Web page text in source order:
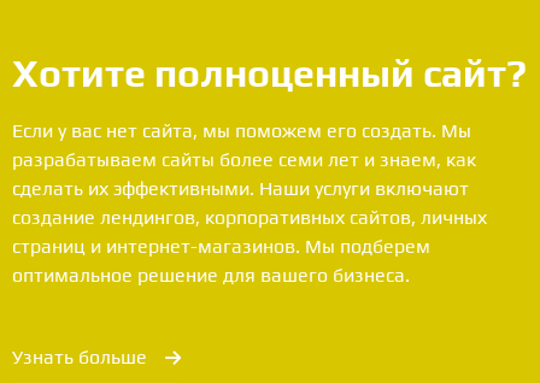
Хотите полноценный сайт?
Если у вас нет сайта, мы поможем его создать. Мы
разрабатываем сайты более семи лет и знаем, как
сделать их эффективными. Наши услуги включают
создание лендингов, корпоративных сайтов, личных
страниц и интернет-магазинов. Мы подберем
оптимальное решение для вашего бизнеса.
Узнать больше